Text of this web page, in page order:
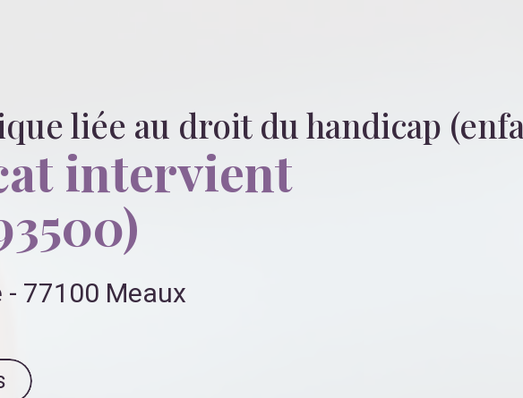
liée au droit du handicap
intervient
- 77100 Meaux